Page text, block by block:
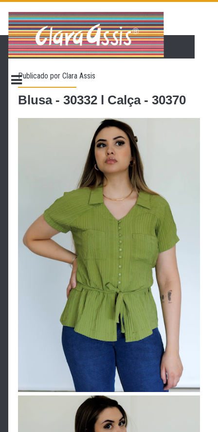
PÁGINA INICIAL
LOJA VIRTUAL
CONTATO
PROMOÇÃO
Publicado porClara Assis
Blusa - 30332 l Calça - 30370